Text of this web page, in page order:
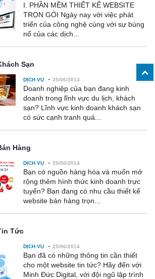
I. PHẦN MỀM THIẾT KẾ WEBSITE
TRỌN GÓI Ngày nay với việc phát
triển của công nghệ cùng với sự bùng
nổ của các dịch...
Sạn
DỊCH VỤ - 25/06/2014
Doanh nghiệp của bạn đang kinh
doanh trong lĩnh vực du lịch, khách
sạn? Lĩnh vực kinh doanh khách sạn
có sức cạnh tranh quá...
Hàng
DỊCH VỤ - 25/06/2014
Bạn có nguồn hàng hóa và muốn mở
rộng thêm hình thức kinh doanh trực
tuyến? Bạn đang có nhu cầu thiết kế
website bán hàng trọn...
Tức
DỊCH VỤ - 25/06/2014
Bạn đã có những thông tin cần thiết
cho một website tin tức? Hãy đến với
Minh Đức Digital, với đội ngũ lập trình